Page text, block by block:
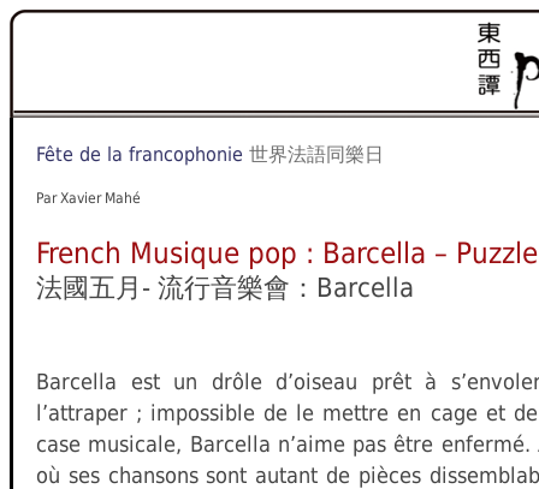
Fête de la francophonie 世界法語同樂日
Par Xavier Mahé
French Musique pop : Barcella – Puzzle
法國五月- 流行音樂會：Barcella
Barcella est un drôle d’oiseau prêt à
l’attraper ; impossible de le mettre en cage et
case musicale, Barcella n’aime pas être
où ses chansons sont autant de pièces